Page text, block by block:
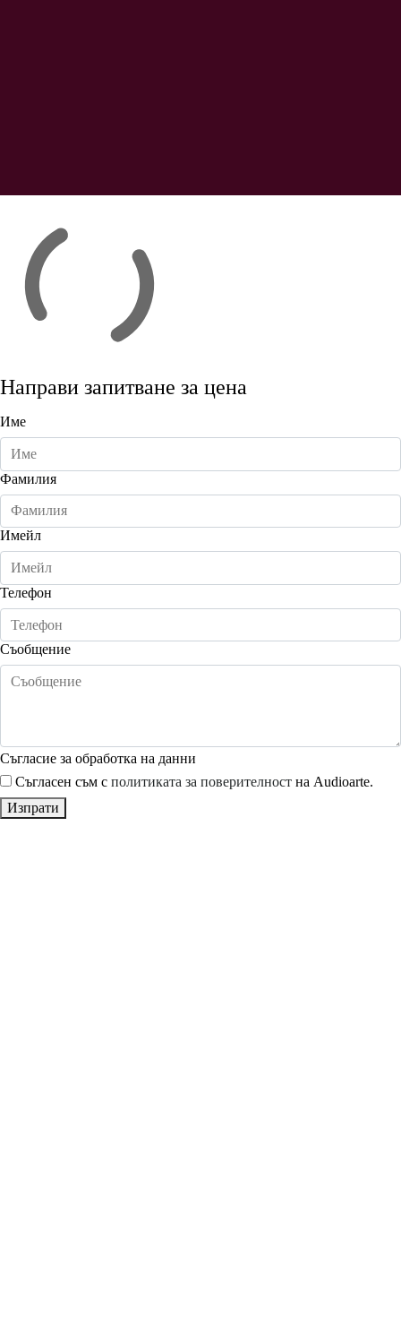
Направи запитване за цена
Име
Фамилия
Имейл
Телефон
Съобщение
Съгласие за обработка на данни
Съгласен съм с политиката за поверителност на Audioarte.
Изпрати